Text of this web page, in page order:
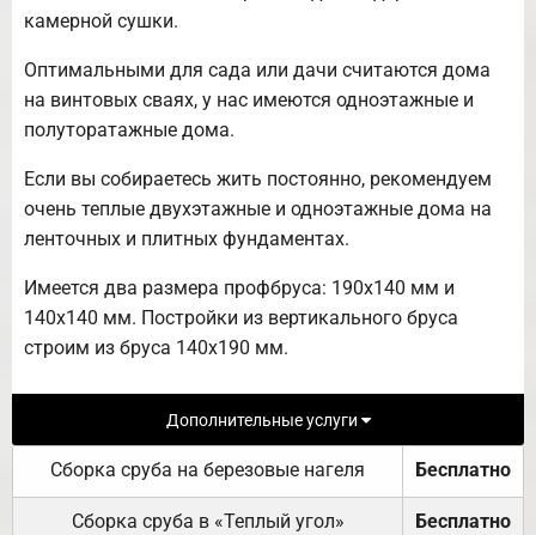
камерной сушки.
Оптимальными для сада или дачи считаются дома
на винтовых сваях, у нас имеются одноэтажные и
полуторатажные дома.
Если вы собираетесь жить постоянно, рекомендуем
очень теплые двухэтажные и одноэтажные дома на
ленточных и плитных фундаментах.
Имеется два размера профбруса: 190х140 мм и
140х140 мм. Постройки из вертикального бруса
строим из бруса 140х190 мм.
Дополнительные услуги
Сборка сруба на березовые нагеля Бесплатно
Сборка сруба в «Теплый угол» Бесплатно